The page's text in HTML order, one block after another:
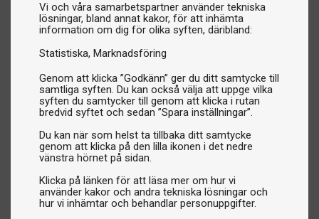
Vi och våra samarbetspartner använder tekniska
lösningar, bland annat kakor, för att inhämta
information om dig för olika syften, däribland:
Statistiska Marknadsföring
Genom att klicka ”Godkänn” ger du ditt samtycke till
samtliga syften. Du kan också välja att uppge vilka
syften du samtycker till genom att klicka i rutan
bredvid syftet och sedan ”Spara inställningar”.
Du kan när som helst ta tillbaka ditt samtycke
genom att klicka på den lilla ikonen i det nedre
vänstra hörnet på sidan.
Klicka på länken för att läsa mer om hur vi
använder kakor och andra tekniska lösningar och